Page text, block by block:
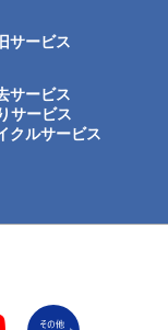
サービス
サービス
サービス
クルサービス